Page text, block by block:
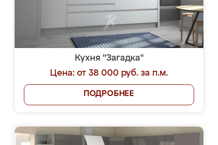
Кухня "Загадка"
Цена: от 38 000 руб. за п.м.
ПОДРОБНЕЕ